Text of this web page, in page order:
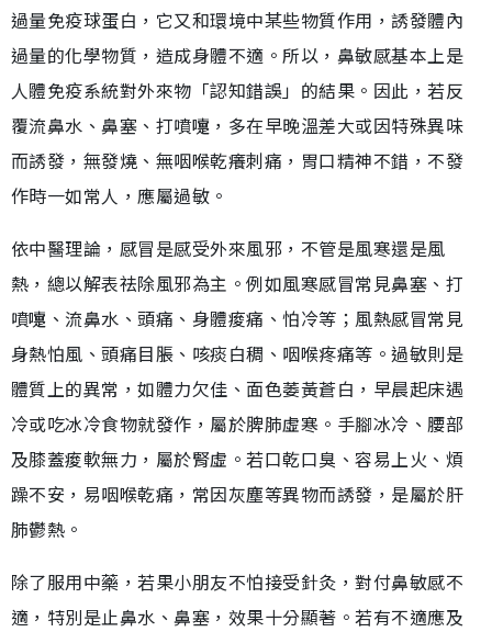
過量免疫球蛋白，它又和環境中某些物質作用，誘發體內
過量的化學物質，造成身體不適。所以，鼻敏感基本上是
人體免疫系統對外來物「認知錯誤」的結果。因此，若反
覆流鼻水、鼻塞、打噴嚏，多在早晚溫差大或因特殊異味
而誘發，無發燒、無咽喉乾癢刺痛，胃口精神不錯，不發
作時一如常人，應屬過敏。
依中醫理論，感冒是感受外來風邪，不管是風寒還是風
熱，總以解表祛除風邪為主。例如風寒感冒常見鼻塞、打
噴嚏、流鼻水、頭痛、身體痠痛、怕冷等；風熱感冒常見
身熱怕風、頭痛目脹、咳痰白稠、咽喉疼痛等。過敏則是
體質上的異常，如體力欠佳、面色萎黃蒼白，早晨起床遇
冷或吃冰冷食物就發作，屬於脾肺虛寒。手腳冰冷、腰部
及膝蓋痠軟無力，屬於腎虛。若口乾口臭、容易上火、煩
躁不安，易咽喉乾痛，常因灰塵等異物而誘發，是屬於肝
肺鬱熱。
除了服用中藥，若果小朋友不怕接受針灸，對付鼻敏感不
適，特別是止鼻水、鼻塞，效果十分顯著。若有不適應及